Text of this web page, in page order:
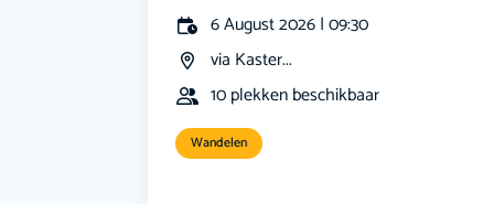
6 August 2026 | 09:30
via Kaster...
10 plekken beschikbaar
Wandelen